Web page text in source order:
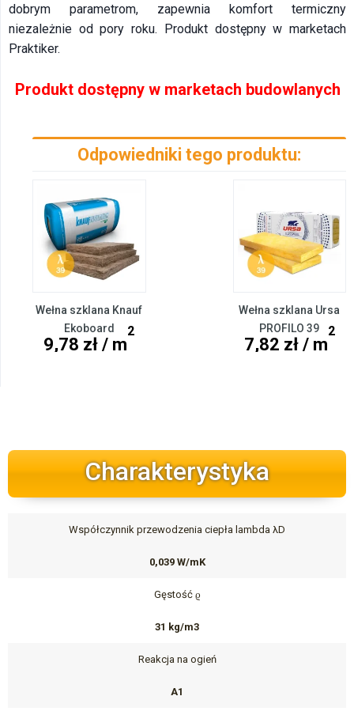
dobrym parametrom, zapewnia komfort termiczny
niezależnie od pory roku. Produkt dostępny w marketach
Praktiker.
Produkt dostępny w marketach budowlanych
Odpowiedniki tego produktu:
Wełna szklana Knauf
Ekoboard
9,78 zł / m
2
Wełna szklana Ursa
PROFILO 39
7,82 zł / m
2
Charakterystyka
Współczynnik przewodzenia ciepła lambda λD
0,039 W/mK
Gęstość ϱ
31 kg/m3
Reakcja na ogień
A1